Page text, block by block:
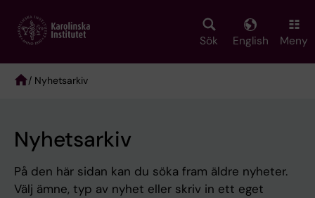
main
Sök English Meny
/ Nyhetsarkiv
Nyhetsarkiv
På den här sidan kan du söka fram äldre nyheter.
Välj ämne, typ av nyhet eller skriv in ett eget